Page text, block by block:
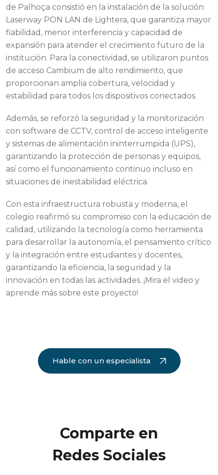
de Palhoça consistió en la instalación de la solución
Laserway PON LAN de Lightera, que garantiza mayor
fiabilidad, menor interferencia y capacidad de
expansión para atender el crecimiento futuro de la
institución. Para la conectividad, se utilizaron puntos
de acceso Cambium de alto rendimiento, que
proporcionan amplia cobertura, velocidad y
estabilidad para todos los dispositivos conectados.
Además, se reforzó la seguridad y la monitorización
con software de CCTV, control de acceso inteligente
y sistemas de alimentación ininterrumpida (UPS),
garantizando la protección de personas y equipos,
así como el funcionamiento continuo incluso en
situaciones de inestabilidad eléctrica.
Con esta infraestructura robusta y moderna, el
colegio reafirmó su compromiso con la educación de
calidad, utilizando la tecnología como herramienta
para desarrollar la autonomía, el pensamiento crítico
y la integración entre estudiantes y docentes,
garantizando la eficiencia, la seguridad y la
innovación en todas las actividades. ¡Mira el video y
aprende más sobre este proyecto!
Hable con un especialista
Comparte en
Redes Sociales